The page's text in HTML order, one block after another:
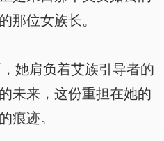
那位女族长。
她肩负着艾族引导者的
未来，这份重担在她的
痕迹。